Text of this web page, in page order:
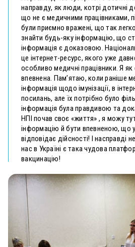
направду, як люди, котрі дотичні
що не є медичними працівниками,
були приємно вражені, що так
знайти будь-яку інформацію, що
інформація є доказовою.
це інтернет-ресурс, якого уже
особливо медичні працівники. Я як
впевнена. Пам’ятаю, коли раніше
інформація щодо імунізації, в
посилань, але їх потрібно було
інформація була правдивою та
НПІ почав своє «життя» , я можу
інформацію й бути впевненою, що
відповідає дійсності! І насправді
нас в Україні є така чудова
вакцинацію!